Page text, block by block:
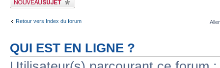
Retour vers Index du forum
QUI EST EN LIGNE ?